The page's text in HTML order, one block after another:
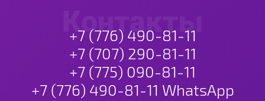
Контакты
+7 (776) 490-81-11
+7 (707) 290-81-11
+7 (775) 090-81-11
+7 (776) 490-81-11 WhatsApp